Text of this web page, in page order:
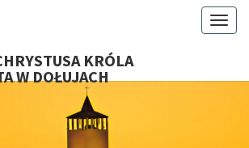
KRÓLA
W DOŁUJACH